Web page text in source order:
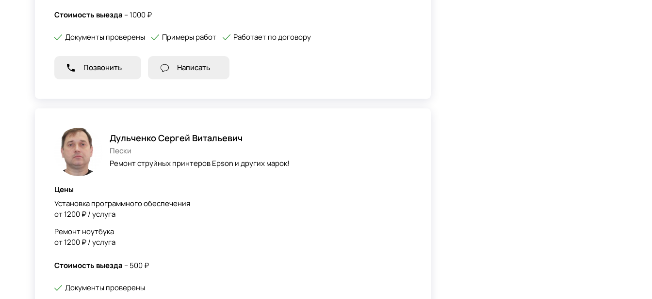
Стоимость выезда – 1000 ₽
Документы проверены Примеры работ Работает по договору
Позвонить Написать
Дульченко Сергей Витальевич
Пески
Ремонт струйных принтеров Epson и других марок!
Цены
Установка программного обеспечения
от 1200 ₽ / услуга
Ремонт ноутбука
от 1200 ₽ / услуга
Стоимость выезда – 500 ₽
Документы проверены